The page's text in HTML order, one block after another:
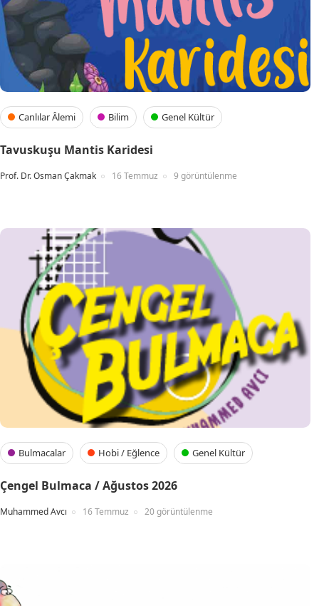
Canlılar Âlemi Bilim Genel Kültür
Tavuskuşu Mantis Karidesi
Prof. Dr. Osman Çakmak 16 Temmuz 9 görüntülenme
Bulmacalar Hobi / Eğlence Genel Kültür
Çengel Bulmaca / Ağustos 2026
Muhammed Avcı 16 Temmuz 20 görüntülenme